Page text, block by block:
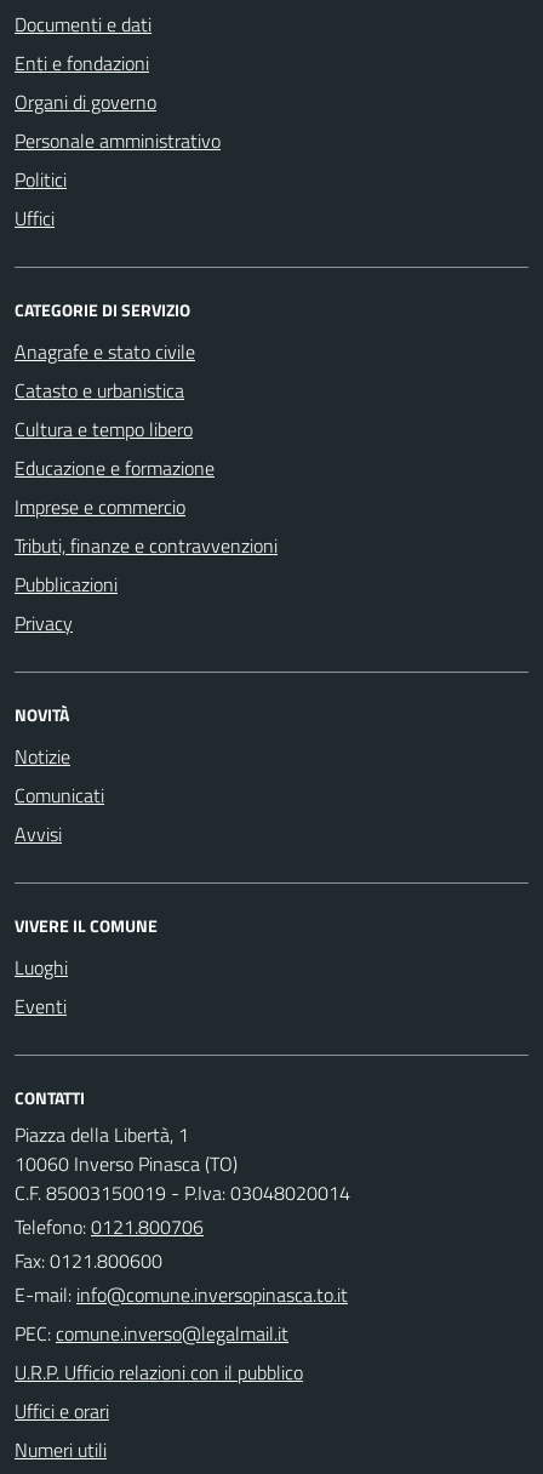
Documenti e dati
Enti e fondazioni
Organi di governo
Personale amministrativo
Politici
Uffici
CATEGORIE DI SERVIZIO
Anagrafe e stato civile
Catasto e urbanistica
Cultura e tempo libero
Educazione e formazione
Imprese e commercio
Tributi, finanze e contravvenzioni
Pubblicazioni
Privacy
NOVITÀ
Notizie
Comunicati
Avvisi
VIVERE IL COMUNE
Luoghi
Eventi
CONTATTI
Piazza della Libertà, 1
10060 Inverso Pinasca (TO)
C.F. 85003150019 - P.Iva: 03048020014
Telefono:0121.800706
Fax: 0121.800600
E-mail:
PEC:
U.R.P. Ufficio relazioni con il pubblico
Uffici e orari
Numeri utili